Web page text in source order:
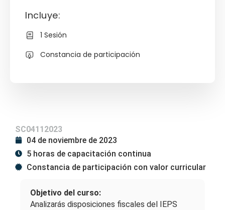
SC04112023
04 de noviembre de 2023
5 horas de capacitación continua
Constancia de participación con valor curricular
Objetivo del curso:
Analizarás disposiciones fiscales del IEPS
Incluye:
1 Sesión
Constancia de participación